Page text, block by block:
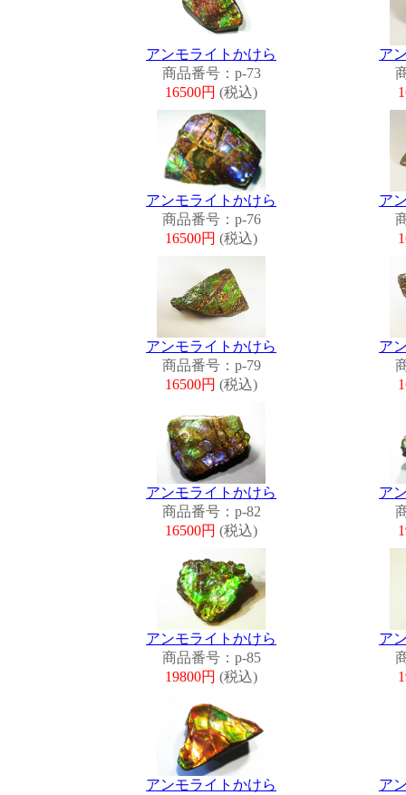
アンモライトかけら
商品番号：p-73
16500円 (税込)
ア
アンモライトかけら
商品番号：p-76
16500円 (税込)
ア
アンモライトかけら
商品番号：p-79
16500円 (税込)
ア
アンモライトかけら
商品番号：p-82
16500円 (税込)
ア
アンモライトかけら
商品番号：p-85
19800円 (税込)
ア
アンモライトかけら
ア